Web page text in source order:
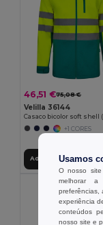
46,51 €75,08 €
Velilla 36144
+1 CORES
Adicionar aoUsamos
O nosso site
melhorar a
preferências,
experiência
conteúdos
nosso site e